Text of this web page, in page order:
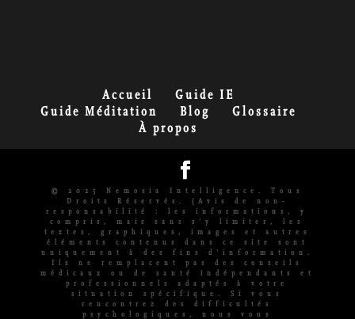
Accueil
Guide IE
Guide Méditation
Blog
Glossaire
À propos
© 2025 Nemosia Intelligence. Tous
Droits Réservés. (Avis de non-
responsabilité : les informations, y
compris, mais sans s'y limiter, les
textes, graphiques, images et autres
éléments contenus dans ce site sont
uniquement à des fins d'information.
Ils ne remplacent pas des conseils
médicaux ou de santé indépendants et
professionnels adaptés à votre
situation spécifique. Si vous
rencontrez des difficultés
psychologiques, nous vous